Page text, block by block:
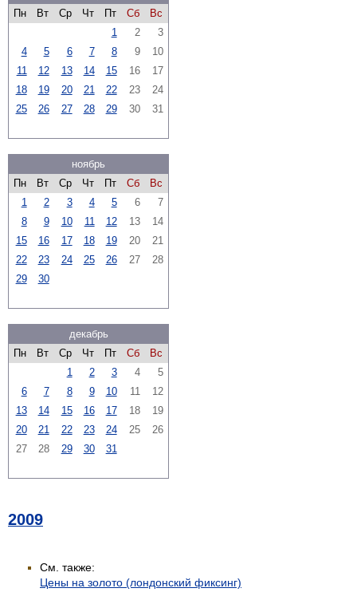
Пн
Вт Ср Чт Пт Сб
Вс
1
2
3
4
5 6 7 8 9
10
11
12 13 14 15 16
17
18
19 20 21 22 23
24
25
26 27 28 29 30 31
ноябрь
Пн
Вт Ср Чт Пт Сб
Вс
1
2 3 4 5 6
7
8
9 10 11 12 13
14
15
16 17 18 19 20
21
22
23 24 25 26 27
28
29
30
декабрь
Пн
Вт Ср Чт Пт Сб
Вс
1
2 3 4
5
6
7 8 9 10 11
12
13
14 15 16 17 18
19
20
21 22 23 24 25
26
27
28 29 30 31
2009
См. также:
Цены на золото (лондонский фиксинг)